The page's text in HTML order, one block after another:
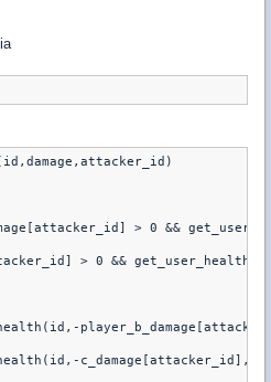
> 0 &&
> 0 &&